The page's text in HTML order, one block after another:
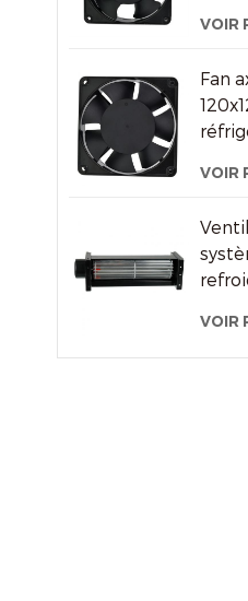
de
VOIR
Fan
de
VOIR
VOIR